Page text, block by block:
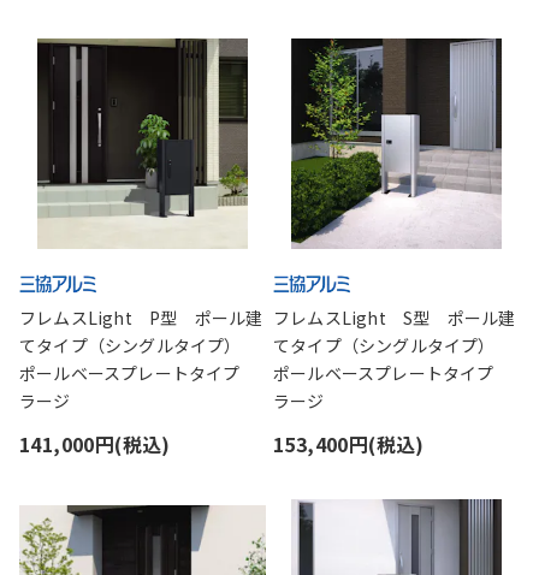
フレムスLight P型 ポール建
てタイプ（シングルタイプ）
ポールベースプレートタイプ
ラージ
141,000円(税込)
フレムスLight S型 ポール建
てタイプ（シングルタイプ）
ポールベースプレートタイプ
ラージ
153,400円(税込)